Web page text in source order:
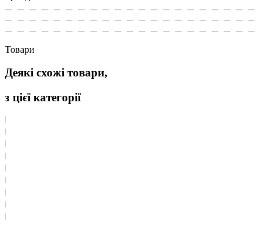
Товари
Деякі схожі товари,
з цієї категорії